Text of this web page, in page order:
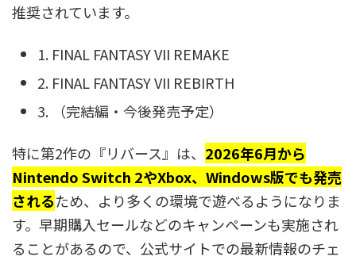
推奨されています。
1. FINAL FANTASY VII REMAKE
2. FINAL FANTASY VII REBIRTH
3. （完結編・今後発売予定）
特に第2作の『リバース』は、 2026年6月から
Nintendo Switch 2やXbox、Windows版でも発売
されるため、より多くの環境で遊べるようになりま
す。早期購入セールなどのキャンペーンも実施され
ることがあるので、公式サイトでの最新情報のチェ